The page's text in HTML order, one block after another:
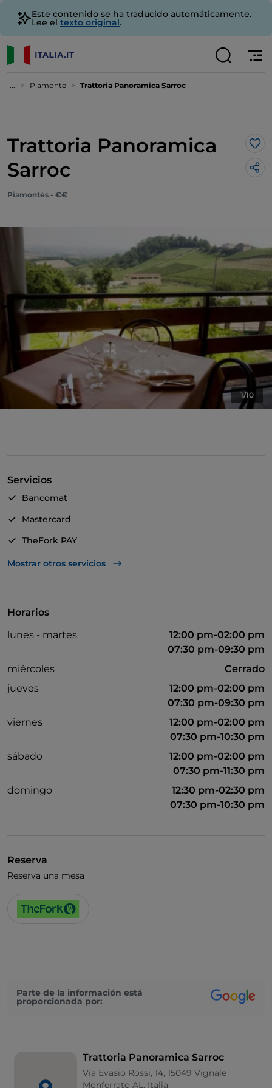
Este contenido se ha traducido automáticamente.
Lee el texto original.
... Piamonte Trattoria Panoramica Sarroc
Trattoria Panoramica
Sarroc
Me
Piamontés - €€
1/10
Servicios
Bancomat
Mastercard
TheFork PAY
UnionPay via TheFork PAY
Se habla francés
Wi-Fi
Mostrar otros servicios
Horarios
lunes - martes
12:00 pm-02:00 pm
07:30 pm-09:30 pm
miércoles
Cerrado
jueves
12:00 pm-02:00 pm
07:30 pm-09:30 pm
viernes
12:00 pm-02:00 pm
07:30 pm-10:30 pm
sábado
12:00 pm-02:00 pm
07:30 pm-11:30 pm
domingo
12:30 pm-02:30 pm
07:30 pm-10:30 pm
Reserva
Reserva una mesa
Parte de la información está
proporcionada por:
Trattoria Panoramica Sarroc
Via Evasio Rossi, 14, 15049 Vignale
Monferrato AL, Italia